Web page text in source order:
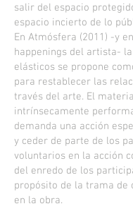
salir del espacio
espacio incierto de lo
En Atmósfera (2011) -y
happenings del artista-
elásticos se propone
para restablecer las
través del arte. El
intrínsecamente
demanda una acción
y ceder de parte de los
voluntarios en la acción
del enredo de los
propósito de la trama de
en la obra.